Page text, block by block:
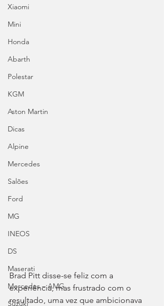
Xiaomi
Mini
Honda
Abarth
Polestar
KGM
Aston Martin
Dicas
Alpine
Mercedes
Salões
Ford
MG
INEOS
DS
Maserati
Mercedes – AMG
Suzuki
Brad Pitt disse-se feliz com a
experiência, mas frustrado com o
resultado, uma vez que ambicionava